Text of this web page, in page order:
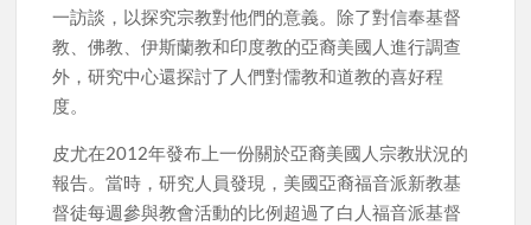
一訪談，以探究宗教對他們的意義。除了對信奉基督
教、佛教、伊斯蘭教和印度教的亞裔美國人進行調查
外，研究中心還探討了人們對儒教和道教的喜好程
度。
皮尤在2012年發布上一份關於亞裔美國人宗教狀況的
報告。當時，研究人員發現，美國亞裔福音派新教基
督徒每週參與教會活動的比例超過了白人福音派基督